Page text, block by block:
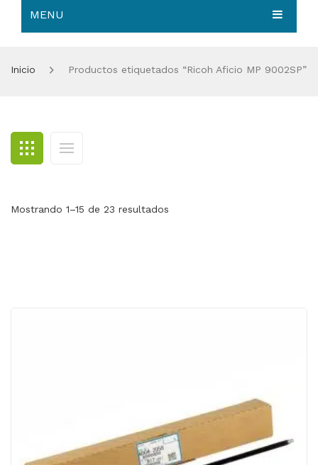
MENU
BLOG
CONTACTO
Inicio Productos etiquetados “Ricoh Aficio MP 9002SP”
Mostrando 1–15 de 23 resultados